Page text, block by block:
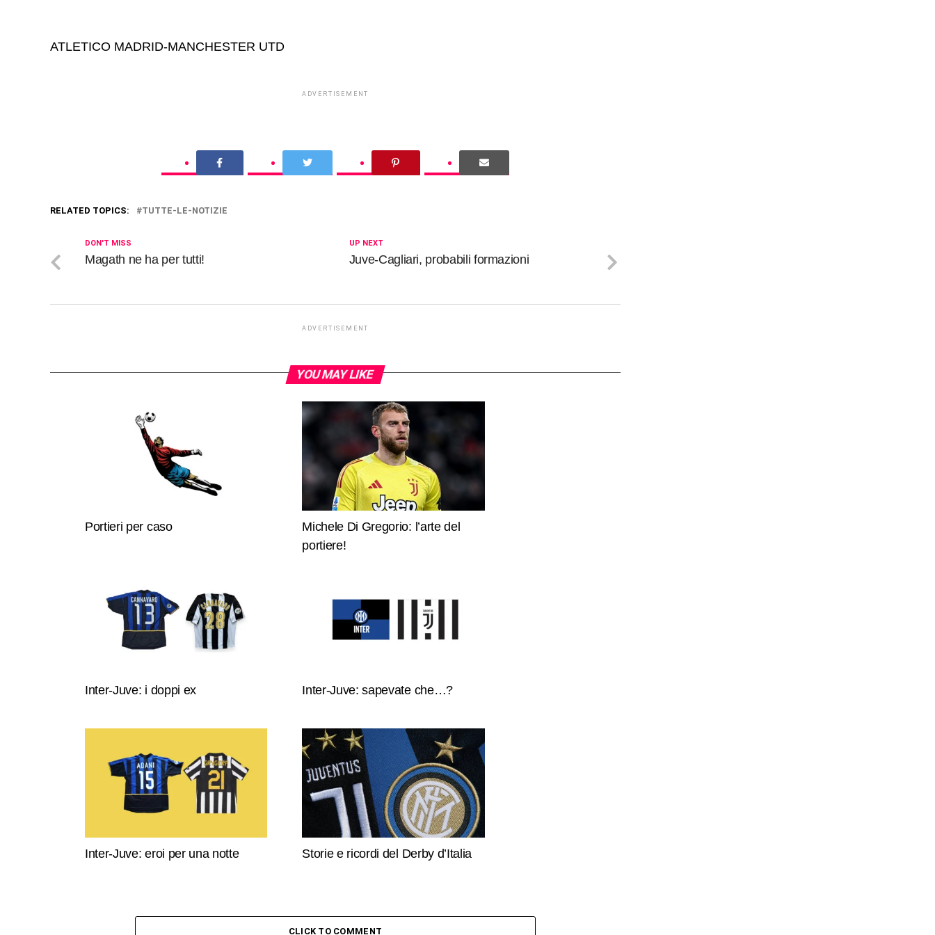
ATLETICO MADRID-MANCHESTER UTD
ADVERTISEMENT
RELATED TOPICS: TUTTE-LE-NOTIZIE
UP NEXT
Juve-Cagliari, probabili formazioni
DON'T MISS
Magath ne ha per tutti!
ADVERTISEMENT
YOU MAY LIKE
Portieri per caso
Michele Di Gregorio: l’arte del
portiere!
Inter-Juve: i doppi ex Inter-Juve: sapevate che…?
Inter-Juve: eroi per una notte Storie e ricordi del Derby d’Italia
CLICK TO COMMENT